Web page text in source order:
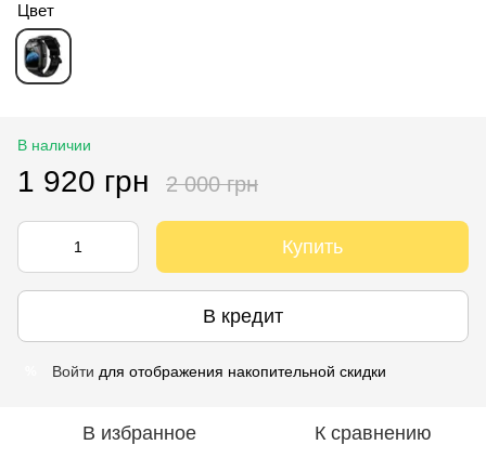
Цвет
В наличии
1 920 грн 2 000 грн
Купить
В кредит
Войти для отображения накопительной скидки
В избранное К сравнению